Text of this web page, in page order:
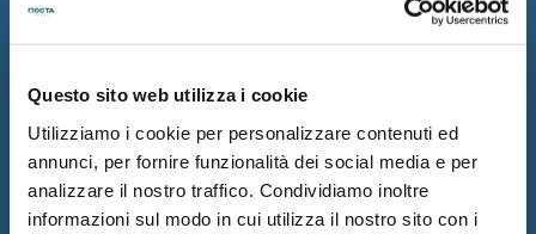
Questo sito web utilizza i cookie
Utilizziamo i cookie per personalizzare contenuti ed
annunci, per fornire funzionalità dei social media e per
analizzare il nostro traffico. Condividiamo inoltre
informazioni sul modo in cui utilizza il nostro sito con i
Resistenza
: il Forex resiste fino a 3 anni o più all’interno,
però la resistenza è influenzata dall’esposizione a fattori
come pioggia, sole, vento, luce, smog, sbalzi termici.
Alta qualità: grazie alle moderne tecnologie di